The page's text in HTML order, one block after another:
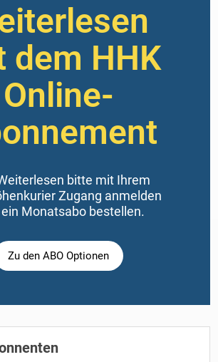
dem HHK
Online-
bitte mit Ihrem
Zugang anmelden
Monatsabo bestellen.
Zu den ABO Optionen